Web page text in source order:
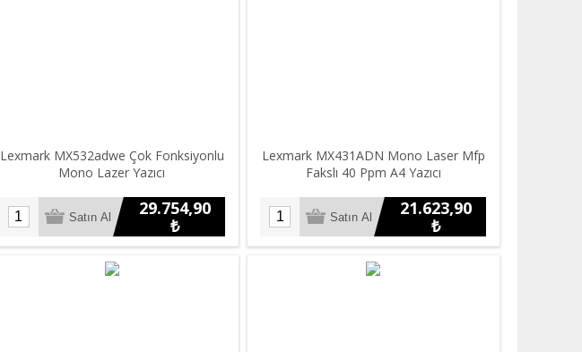
Lexmark MX532adwe Çok Fonksiyonlu
Mono Lazer Yazıcı
29.754,90
₺
Lexmark MX431ADN Mono Laser Mfp
Fakslı 40 Ppm A4 Yazıcı
21.623,90
₺